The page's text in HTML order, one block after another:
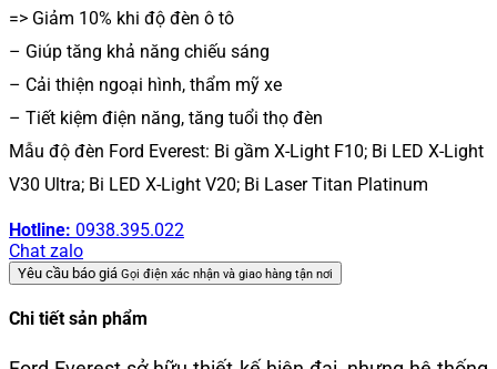
=> Giảm 10% khi độ đèn ô tô
– Giúp tăng khả năng chiếu sáng
– Cải thiện ngoại hình, thẩm mỹ xe
– Tiết kiệm điện năng, tăng tuổi thọ đèn
Mẫu độ đèn Ford Everest: Bi gầm X-Light F10; Bi LED X-Light
V30 Ultra; Bi LED X-Light V20; Bi Laser Titan Platinum
Hotline: 0938.395.022
Chat zalo
Yêu cầu báo giá Gọi điện xác nhận và giao hàng tận nơi
Chi tiết sản phẩm